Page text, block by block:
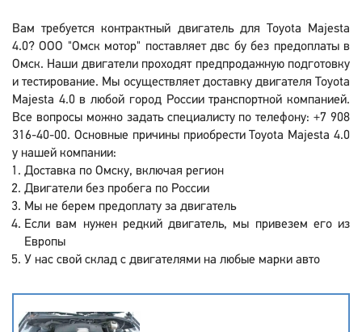
Вам требуется контрактный двигатель для Toyota Majesta
4.0? ООО "Омск мотор" поставляет двс бу без предоплаты в
Омск. Наши двигатели проходят предпродажную подготовку
и тестирование. Мы осуществляет доставку двигателя Toyota
Majesta 4.0 в любой город России транспортной компанией.
Все вопросы можно задать специалисту по телефону: +7 908
316-40-00. Основные причины приобрести Toyota Majesta 4.0
у нашей компании:
Доставка по Омску, включая регион
Двигатели без пробега по России
Мы не берем предоплату за двигатель
Если вам нужен редкий двигатель, мы привезем его из
Европы
У нас свой склад с двигателями на любые марки авто